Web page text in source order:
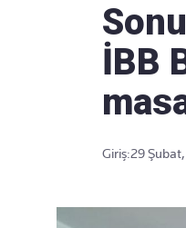
İBB
Giriş:29